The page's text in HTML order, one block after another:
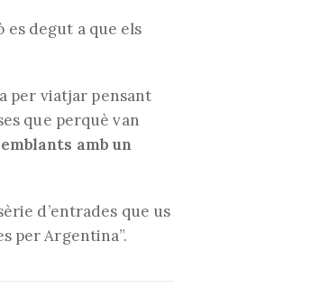
degut a que els
per viatjar pensant
que perquè van
amb un
d’entrades que us
per Argentina”.